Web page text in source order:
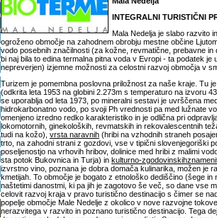
INTEGRALNI TURISTIČNI
Mala Nedelja je slabo razvito
ogroženo območje na zahodnem obrobju mestne občine
vodo posebnih značilnosti (za kožne, revmatične, prebavne in
bi naj bila to edina termalna pitna voda v Evropi - ta podatek je
nepreverjen) izjemne možnosti za celostni razvoj območja v
Turizem je pomembna poslovna priložnost za naše kraje. Tu
(odkrita leta 1953 na globini 2.273m s temperaturo na izvoru
se uporablja od leta 1973, po mineralni sestavi je uvrščena
hidrokarbonatno vodo, po svoji Ph vrednosti pa med lužnate
omenjeno izredno redko karakteristiko in je odlična pri
lokomotornih, ginekoloških, revmatskih in rekovalescentnih
tudi na kožo), vrsta naravnih (hribi na vzhodnih straneh
trto, na zahodni strani z gozdovi, vse v tipični slovenjegoriški
poseljenostjo na vrhovih hribov, dolinice med hribi z malimi
sta potok Bukovnica in Turja) in kulturno-zgodovinskih
izvrstno vino, poznana je dobra domača kulinarika, možen je
kmetijah. To območje je bogato z etnološko dediščino (šege in
naštetimi danostmi, ki pa jih je zagotovo še več, so dane vse
celovit razvoj kraja v pravo turistično destinacijo s čimer se
popelje območje Male Nedelje z okolico v nove razvojne
nerazvitega v razvito in poznano turistično destinacijo. Tega